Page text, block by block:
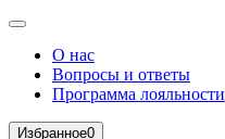
О нас
Вопросы и ответы
Программа лояльности
Избранное0